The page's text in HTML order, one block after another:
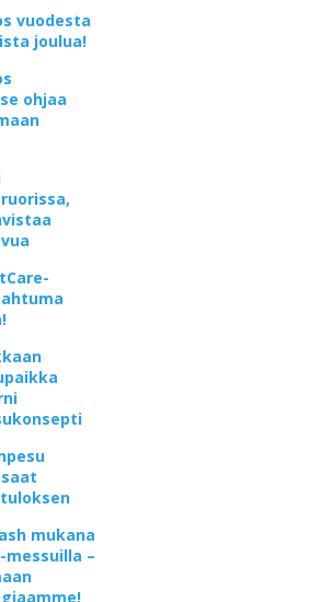
vuodesta
joulua!
ohjaa
mukana
–